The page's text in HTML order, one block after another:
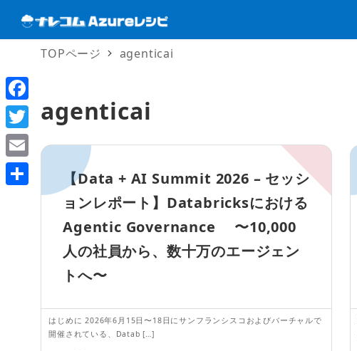
TOPページ agenticai
agenticai
【Data + AI Summit 2026 – セッシ
ョンレポート】Databricksにおける
Agentic Governance 〜10,000
人の社員から、数十万のエージェン
トへ〜
はじめに 2026年6月15日〜18日にサンフランシスコおよびバーチャルで
開催されている、Datab […]
F
a
c
e
T
w
i
E